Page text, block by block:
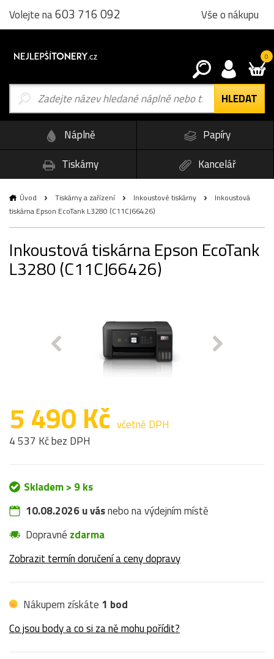
Volejte na603 716 092 Vše o nákupu
0
Náplně
Papíry
Tiskárny
Kancelář
Úvod Tiskárny a zařízení Inkoustové tiskárny
Inkoustová
tiskárna Epson EcoTank L3280 (C11CJ66426)
Inkoustová tiskárna Epson EcoTank
L3280 (C11CJ66426)
5 490 Kč včetně DPH
4 537 Kč bez DPH
Skladem > 9 ks
10.08.2026 u vásnebo na výdejním místě
Dopravné zdarma
Zobrazit termín doručení a ceny dopravy
Nákupem získáte 1 bod
Co jsou body a co si za ně mohu pořídit?